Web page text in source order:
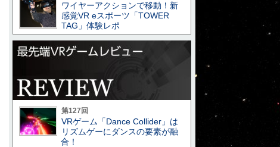
ワイヤーアクションで移動！新
感覚VR eスポーツ「TOWER
TAG」体験レポ
第127回
VRゲーム「Dance Collider」は
リズムゲーにダンスの要素が融
合！